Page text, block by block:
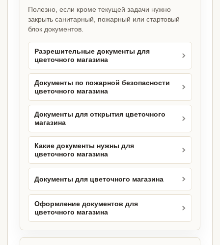
Полезно, если кроме текущей задачи нужно
закрыть санитарный, пожарный или стартовый
блок документов.
Разрешительные документы для
цветочного магазина
Документы по пожарной безопасности
цветочного магазина
Документы для открытия цветочного
магазина
Какие документы нужны для
цветочного магазина
Документы для цветочного магазина
Оформление документов для
цветочного магазина